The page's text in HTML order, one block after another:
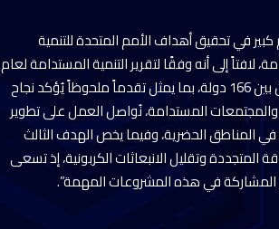
كبير في تحقيق أهداف الأمم المتحدة للتنمية
إلى أنه وفقًا لتقرير التنمية المستدامة لعام
2024، فإن مصر تقدمت في التصنيف العالمي، حيث تحتل اليوم المرتبة 83 من بين 166 دولة، بما يمثل تقدماً ملحوظاً يُؤكد نجاح
والمجتمعات المستدامة، نُواصل العمل على تطوير
في المناطق الحضرية، وفيما يخص الهدف الثالث
وتقليل الانبعاثات الكربونية، إذ تسعى
في هذه المشروعات المهمة”.